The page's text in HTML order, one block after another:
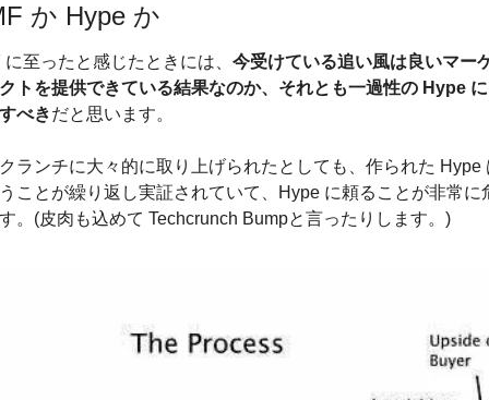
か Hype か
至ったと感じたときには、 今受けている追い風は良いマー
トを提供できている結果なのか、それとも一過性の Hype
べきだと思います。
ランチに大々的に取り上げられたとしても、作られた Hype
ことが繰り返し実証されていて、Hype に頼ることが非常に
。(皮肉も込めて Techcrunch Bumpと言ったりします。)